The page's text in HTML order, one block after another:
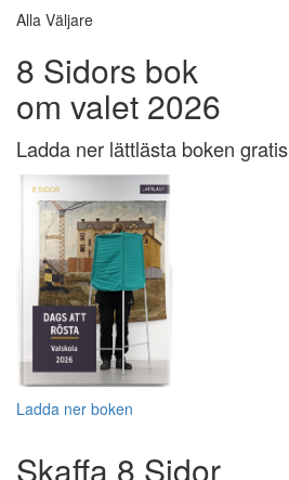
Alla Väljare
8 Sidors bok
om valet 2026
Ladda ner lättlästa boken gratis
Ladda ner boken
Skaffa 8 Sidor